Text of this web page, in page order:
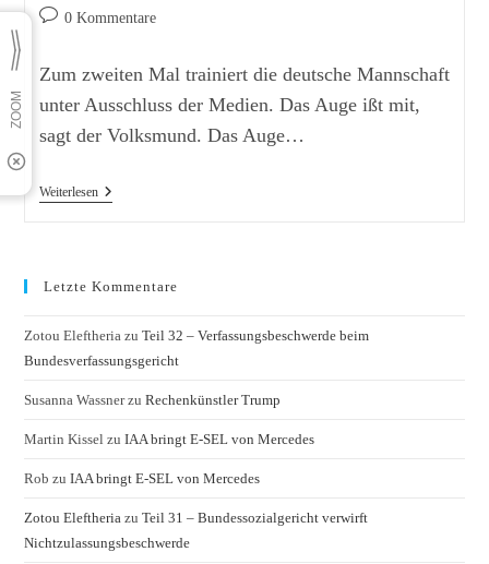
Autor:
Beitrags-0 Kommentare
Zum zweiten Mal trainiert die deutsche Mannschaft
unter Ausschluss der Medien. Das Auge ißt mit,
sagt der Volksmund. Das Auge…
Weiterlesen„Vietato
Letzte Kommentare
Zotou Eleftheria zuTeil 32 – Verfassungsbeschwerde beim
Bundesverfassungsgericht
Susanna WassnerzuRechenkünstler Trump
Martin Kissel zuIAA bringt E-SEL von Mercedes
Rob zuIAA bringt E-SEL von Mercedes
Zotou Eleftheria zuTeil 31 – Bundessozialgericht verwirft
Nichtzulassungsbeschwerde